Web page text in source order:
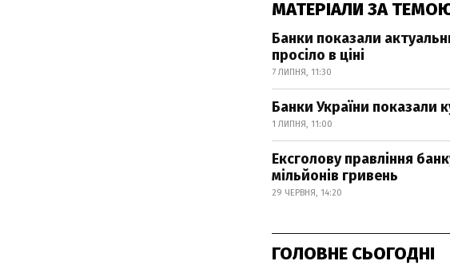
МАТЕРІАЛИ ЗА
Банки показали
просіло в ціні
7 ЛИПНЯ, 11:30
Банки України показали
1 ЛИПНЯ, 11:00
Ексголову правління
мільйонів гривень
29 ЧЕРВНЯ, 14:20
ГОЛОВНЕ СЬОГОДНІ